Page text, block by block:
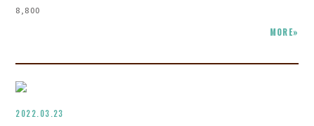
8,800
MORE»
2022.03.23